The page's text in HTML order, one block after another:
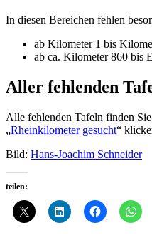
In diesen Bereichen fehlen
ab Kilometer 1 bis
ab ca. Kilometer 860 bis
Aller fehlenden
Alle fehlenden Tafeln finden
„Rheinkilometer gesucht“
Bild: Hans-Joachim Schneider
teilen: